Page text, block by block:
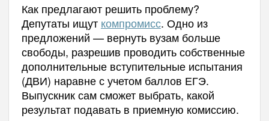
Как предлагают решить проблему?
Депутаты ищут компромисс. Одно из
предложений — вернуть вузам больше
свободы, разрешив проводить собственные
дополнительные вступительные испытания
(ДВИ) наравне с учетом баллов ЕГЭ.
Выпускник сам сможет выбрать, какой
результат подавать в приемную комиссию.